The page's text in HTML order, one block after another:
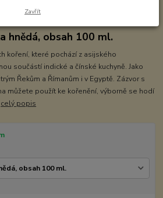
hnědá, obsah 100 ml.
koření, které pochází z asijského
součástí indické a čínské kuchyně. Jako
Řekům a Římanům i v Egyptě. Zázvor s
můžete použít ke kořenění, výborně se hodí
celý popis
Zavřít